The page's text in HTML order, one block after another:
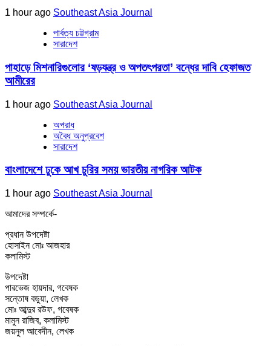
1 hour ago Southeast Asia Journal
পার্বত্য চট্টগ্রাম
সারাদেশ
পাহাড়ে মিশনারিগুলোর ‘ষড়যন্ত্র ও অপতৎপরতা’ বন্ধের দাবি হেফাজত
আমীরের
1 hour ago Southeast Asia Journal
অপরাধ
অবৈধ অনুপ্রবেশ
সারাদেশ
বাংলাদেশে ঢুকে আখ চুরির সময় ভারতীয় নাগরিক আটক
1 hour ago Southeast Asia Journal
আমাদের সম্পর্কে-
প্রধান উপদেষ্টা
হোসাইন মোঃ আজহার
কলামিস্ট
উপদেষ্টা
পারভেজ হায়দার, গবেষক
সন্তোষ বড়ুয়া, লেখক
মোঃ আব্দুর রউফ, গবেষক
মামুন রাজিব, কলামিস্ট
জয়নুল আবেদীন, লেখক